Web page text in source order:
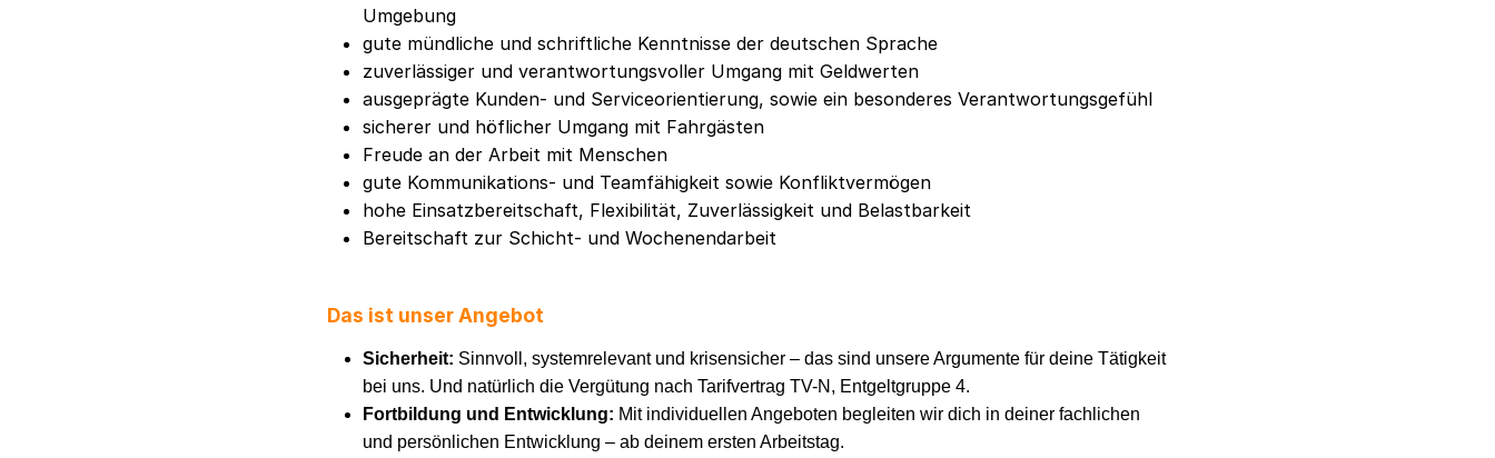
Umgebung
gute mündliche und schriftliche Kenntnisse der deutschen Sprache
zuverlässiger und verantwortungsvoller Umgang mit Geldwerten
ausgeprägte Kunden- und Serviceorientierung, sowie ein besonderes Verantwortungsgefühl
sicherer und höflicher Umgang mit Fahrgästen
Freude an der Arbeit mit Menschen
gute Kommunikations- und Teamfähigkeit sowie Konfliktvermögen
hohe Einsatzbereitschaft, Flexibilität, Zuverlässigkeit und Belastbarkeit
Bereitschaft zur Schicht- und Wochenendarbeit
Das ist unser Angebot
Sicherheit: Sinnvoll, systemrelevant und krisensicher – das sind unsere Argumente für deine Tätigkeit
bei uns. Und natürlich die Vergütung nach Tarifvertrag TV-N, Entgeltgruppe 4.
Fortbildung und Entwicklung: Mit individuellen Angeboten begleiten wir dich in deiner fachlichen
und persönlichen Entwicklung – ab deinem ersten Arbeitstag.